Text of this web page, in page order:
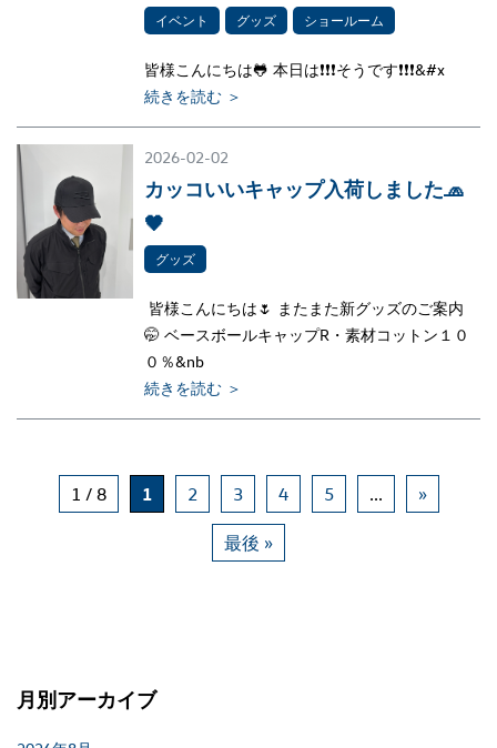
イベント グッズ ショールーム
皆様こんにちは🐸 本日は❗❗❗そうです❗❗❗&#x
続きを読む ＞
2026-02-02
カッコいいキャップ入荷しました🧢
🖤
グッズ
皆様こんにちは🌷 またまた新グッズのご案内
🤭 ベースボールキャップR・素材コットン１０
０％&nb
続きを読む ＞
1 / 8 1 2 3 4 5 ... »
最後 »
月別アーカイブ